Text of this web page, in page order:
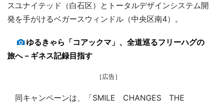
スユナイテッド（白石区）とトータルデザインシステム開
発を手がけるベガースウィンドル（中央区南4）。
ゆるきゃら「コアックマ」、全道巡るフリーハグの
旅へ－ギネス記録目指す
［広告］
同キャンペーンは、「SMILE CHANGES THE